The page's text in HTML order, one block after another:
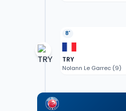
8'
TRY
Nolann Le Garrec (9)